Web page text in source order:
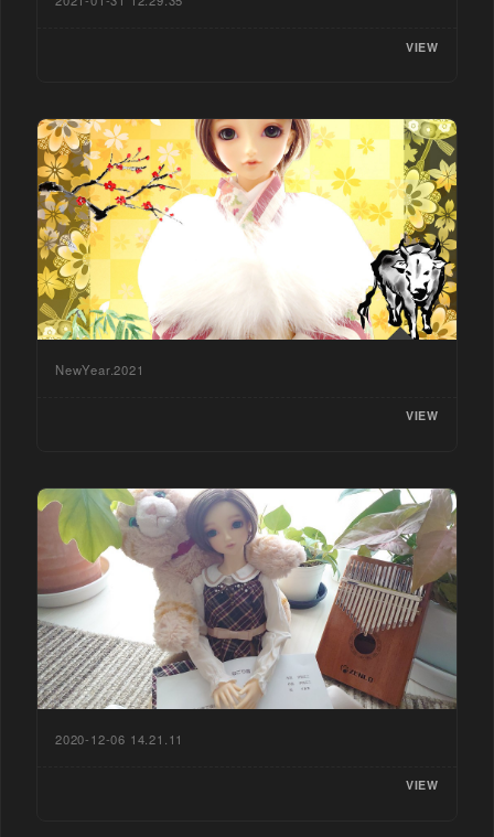
VIEW
NewYear.2021
VIEW
2020-12-06 14.21.11
VIEW